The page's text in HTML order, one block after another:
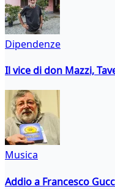
Dipendenze
Il vice di don Mazzi,
Musica
Addio a Francesco